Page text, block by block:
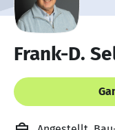
Frank-D.